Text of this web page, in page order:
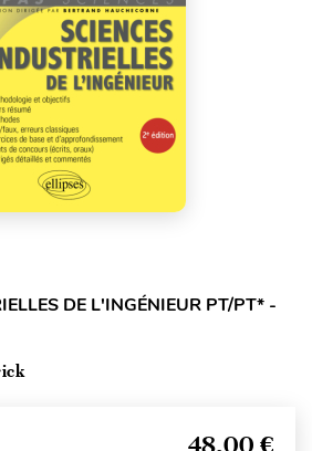
DE L'INGÉNIEUR PT/PT* -